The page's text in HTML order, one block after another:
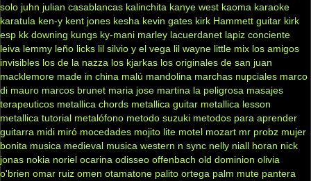
solo juhn julian casablancas kalinchita kanye west kaoma karaoke
karatula ken-y kent jones kesha kevin gates kirk Hammett guitar kirk
esp kk downing kungs ky-mani marley lacuerdanet lapiz conciente
leiva lemmy leño licks lil silvio y el vega lil wayne little mix los amigos
invisibles los de la nazza los kjarkas los originales de san juan
macklemore made in china malú mandolina marchas nupciales marco
di mauro marcos brunet maria jose martina la peligrosa masajes
terapeuticos metallica chords metallica guitar metallica lesson
metallica tutorial metalófono metodo suzuki metodos para aprender
guitarra midi miró mocedades mojito lite motel mozart mr probz mujer
bonita musica medieval musica western n sync nelly niall horan nick
jonas nokia noriel ocarina odisseo offenbach old dominion olivia
o'brien omar ruiz omen otamatone palito ortega palm mute pantera